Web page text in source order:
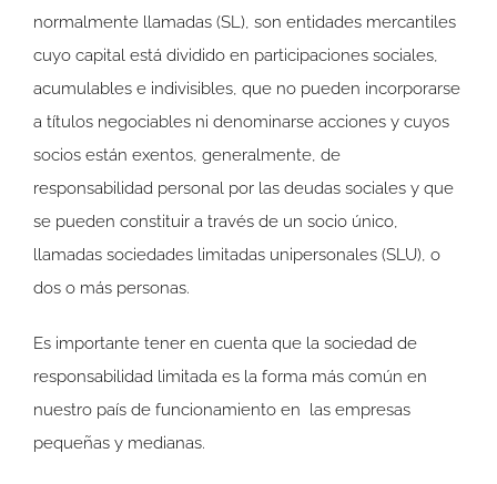
normalmente llamadas (SL), son entidades mercantiles
cuyo capital está dividido en participaciones sociales,
acumulables e indivisibles, que no pueden incorporarse
a títulos negociables ni denominarse acciones y cuyos
socios están exentos, generalmente, de
responsabilidad personal por las deudas sociales y que
se pueden constituir a través de un socio único,
llamadas sociedades limitadas unipersonales (SLU), o
dos o más personas.
Es importante tener en cuenta que la sociedad de
responsabilidad limitada es la forma más común en
nuestro país de funcionamiento en las empresas
pequeñas y medianas.